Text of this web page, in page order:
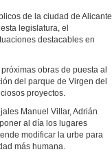
de la ciudad de Alicante
legislatura, el
destacables en
obras de puesta al
del parque de Virgen del
proyectos.
Manuel Villar, Adrián
al día los lugares
modificar la urbe para
más humana.